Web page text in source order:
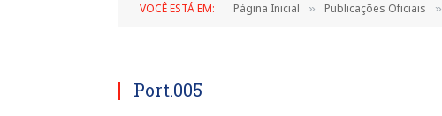
VOCÊ ESTÁ EM: Página Inicial » Publicações Oficiais »
Port.005